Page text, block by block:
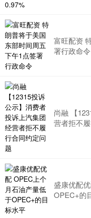
富旺配资
署行政命令
尚融 【
营者拒不
盛康优配
OPEC+的